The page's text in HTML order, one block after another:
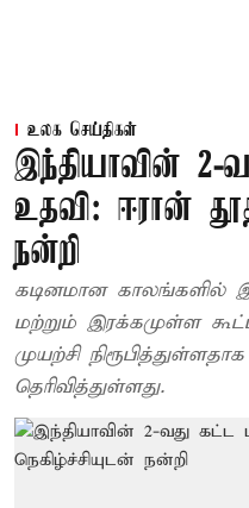
உலக செய்திகள்
இந்தியாவின் 2-
உதவி: ஈரான்
நன்றி
கடினமான காலங்களில்
மற்றும் இரக்கமுள்ள
முயற்சி
தெரிவித்துள்ளது.